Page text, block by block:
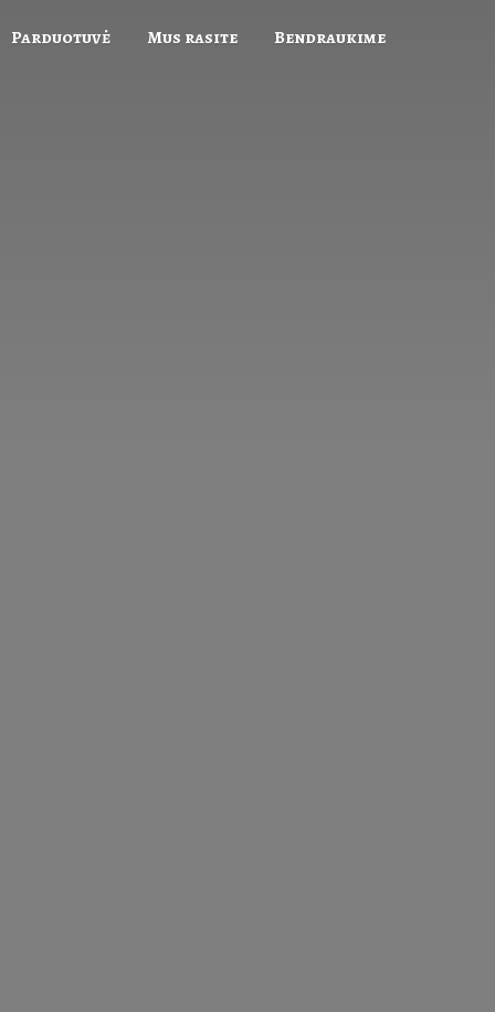
Parduotuvė Mus rasite Bendraukime